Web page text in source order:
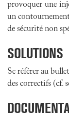
provoquer une
un
de sécurité non
SOLUTIONS
Se référer au
des correctifs (cf.